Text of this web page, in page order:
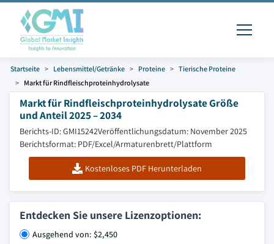
Startseite Lebensmittel/Getränke Proteine
Tierische Proteine
Markt für Rindfleischproteinhydrolysate
Markt für Rindfleischproteinhydrolysate Größe
und Anteil 2025 – 2034
Berichts-ID: GMI15242Veröffentlichungsdatum: November 2025
Berichtsformat: PDF/Excel/Armaturenbrett/Plattform
Kostenloses PDF Herunterladen
Entdecken Sie unsere Lizenzoptionen:
Ausgehend von: $2,450